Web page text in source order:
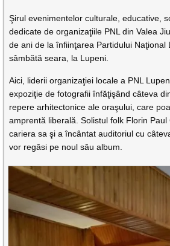
Şirul evenimentelor culturale, educative,
dedicate de organizaţiile PNL din Valea
de ani de la înfiinţarea Partidului Naţional
sâmbătă seara, la Lupeni.
Aici, liderii organizaţiei locale a PNL
expoziţie de fotografii înfăţişând câteva
repere arhitectonice ale oraşului, care
amprentă liberală. Solistul folk Florin
cariera sa şi a încântat auditoriul cu
vor regăsi pe noul său album.